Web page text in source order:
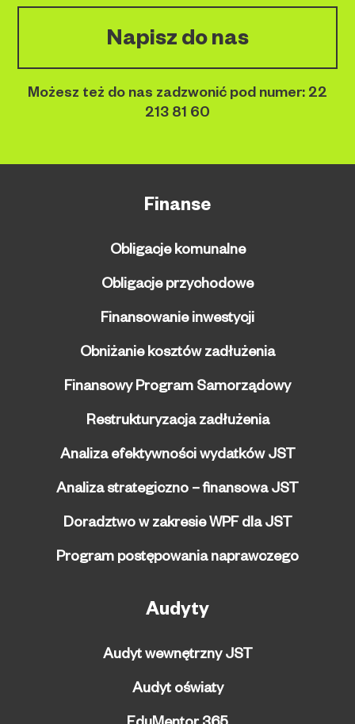
Napisz do nas
Możesz też do nas zadzwonić pod numer: 22
213 81 60
Finanse
Obligacje komunalne
Obligacje przychodowe
Finansowanie inwestycji
Obniżanie kosztów zadłużenia
Finansowy Program Samorządowy
Restrukturyzacja zadłużenia
Analiza efektywności wydatków JST
Analiza strategiczno – finansowa JST
Doradztwo w zakresie WPF dla JST
Program postępowania naprawczego
Audyty
Audyt wewnętrzny JST
Audyt oświaty